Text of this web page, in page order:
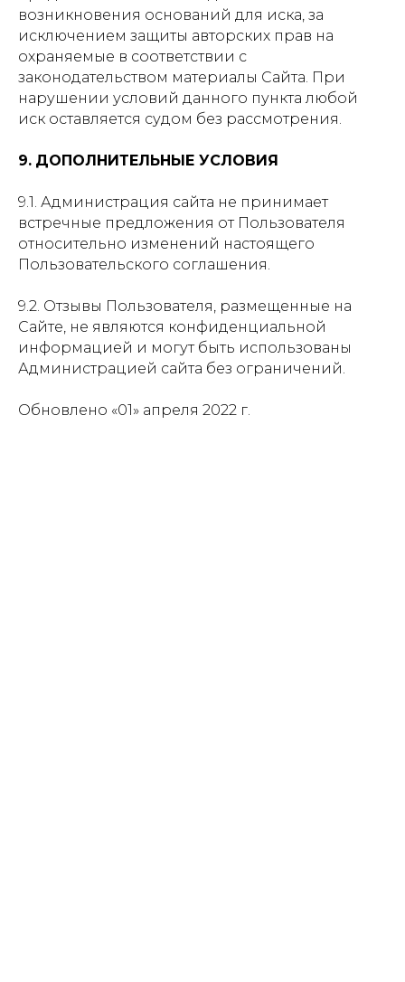
возникновения оснований для иска, за
исключением защиты авторских прав на
охраняемые в соответствии с
законодательством материалы Сайта. При
нарушении условий данного пункта любой
иск оставляется судом без рассмотрения.
9. ДОПОЛНИТЕЛЬНЫЕ УСЛОВИЯ
9.1. Администрация сайта не принимает
встречные предложения от Пользователя
относительно изменений настоящего
Пользовательского соглашения.
9.2. Отзывы Пользователя, размещенные на
Сайте, не являются конфиденциальной
информацией и могут быть использованы
Администрацией сайта без ограничений.
Обновлено «01» апреля 2022 г.